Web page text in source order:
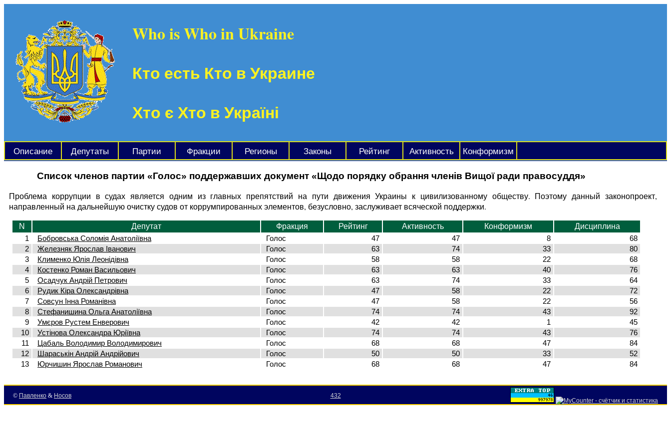
Who is Who in Ukraine
Кто есть Кто в Украине
Хто є Хто в Україні
Описание Депутаты Партии Фракции Регионы Законы Рейтинг Активность Конформизм
Список членов партии «Голос» поддержавших документ «Щодо порядку обрання членів Вищої ради правосуддя»
Проблема коррупции в судах является одним из главных препятствий на пути движения Украины к цивилизованному обществу. Поэтому данный законопроект,
направленный на дальнейшую очистку судов от коррумпированных элементов, безусловно, заслуживает всяческой поддержки.
N Депутат Фракция Рейтинг Активность Конформизм
Дисциплина
1
Бобровська Соломія Анатоліївна Голос 47 47 8
68
2
Железняк Ярослав Іванович Голос 63 74 33
80
3
Клименко Юлія Леонідівна Голос 58 58 22
68
4
Костенко Роман Васильович Голос 63 63 40
76
5
Осадчук Андрій Петрович Голос 63 74 33
64
6
Рудик Кіра Олександрівна Голос 47 58 22
72
7
Совсун Інна Романівна Голос 47 58 22
56
8
Стефанишина Ольга Анатоліївна Голос 74 74 43
92
9
Умєров Рустем Енверович Голос 42 42 1
45
10
Устінова Олександра Юріївна Голос 74 74 43
76
11
Цабаль Володимир Володимирович Голос 68 68 47
84
12
Шараськін Андрій Андрійович Голос 50 50 33
52
13
Юрчишин Ярослав Романович Голос 68 68 47 84
© Павленко & Носов 432